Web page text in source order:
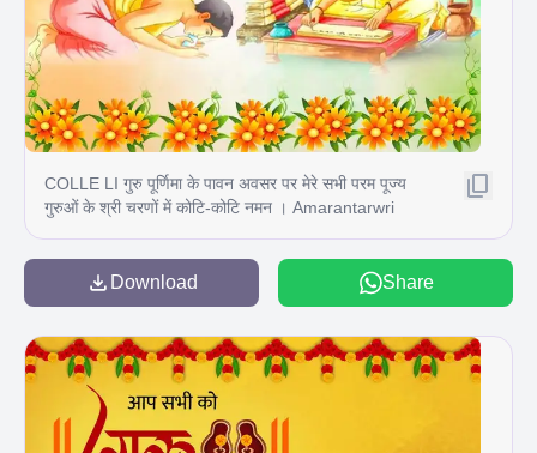
COLLE LI गुरु पूर्णिमा के पावन अवसर पर मेरे सभी परम पूज्य
गुरुओं के श्री चरणों में कोटि-कोटि नमन । Amarantarwri
Download Share